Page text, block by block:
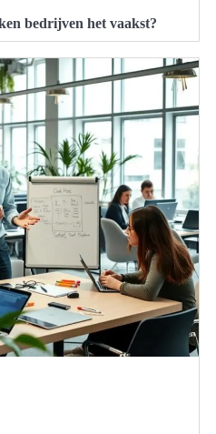
bedrijven het vaakst?